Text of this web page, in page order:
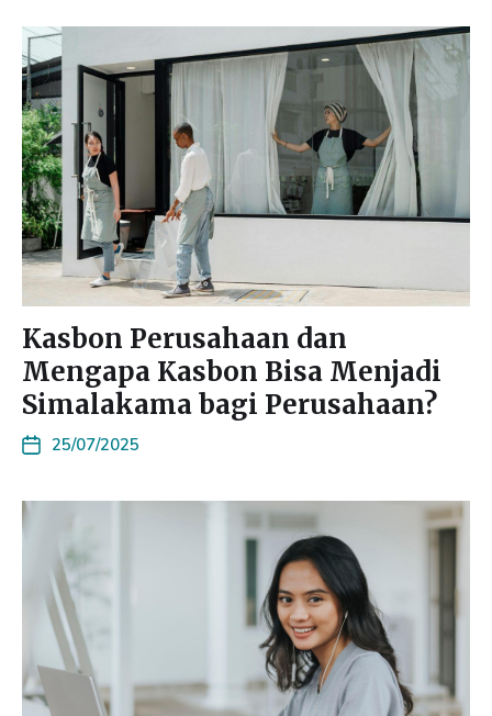
Kasbon Perusahaan dan
Mengapa Kasbon Bisa Menjadi
Simalakama bagi Perusahaan?
25/07/2025